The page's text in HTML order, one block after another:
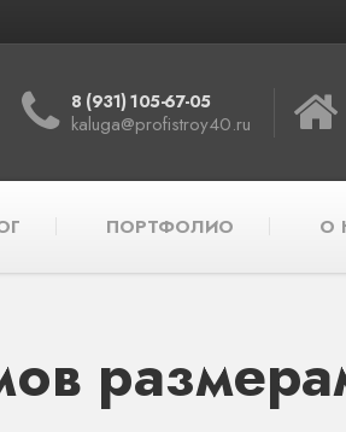
8 (931) 105-67-05
kaluga@profistroy40.ru
ПОРТФОЛИО О